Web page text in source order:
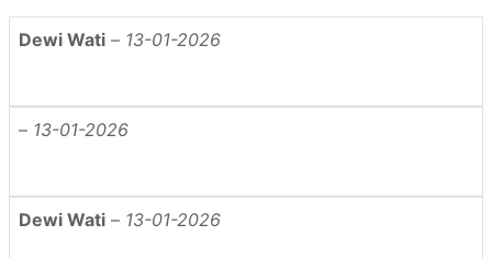
Dewi Wati – 13-01-2026
– 13-01-2026
Dewi Wati – 13-01-2026